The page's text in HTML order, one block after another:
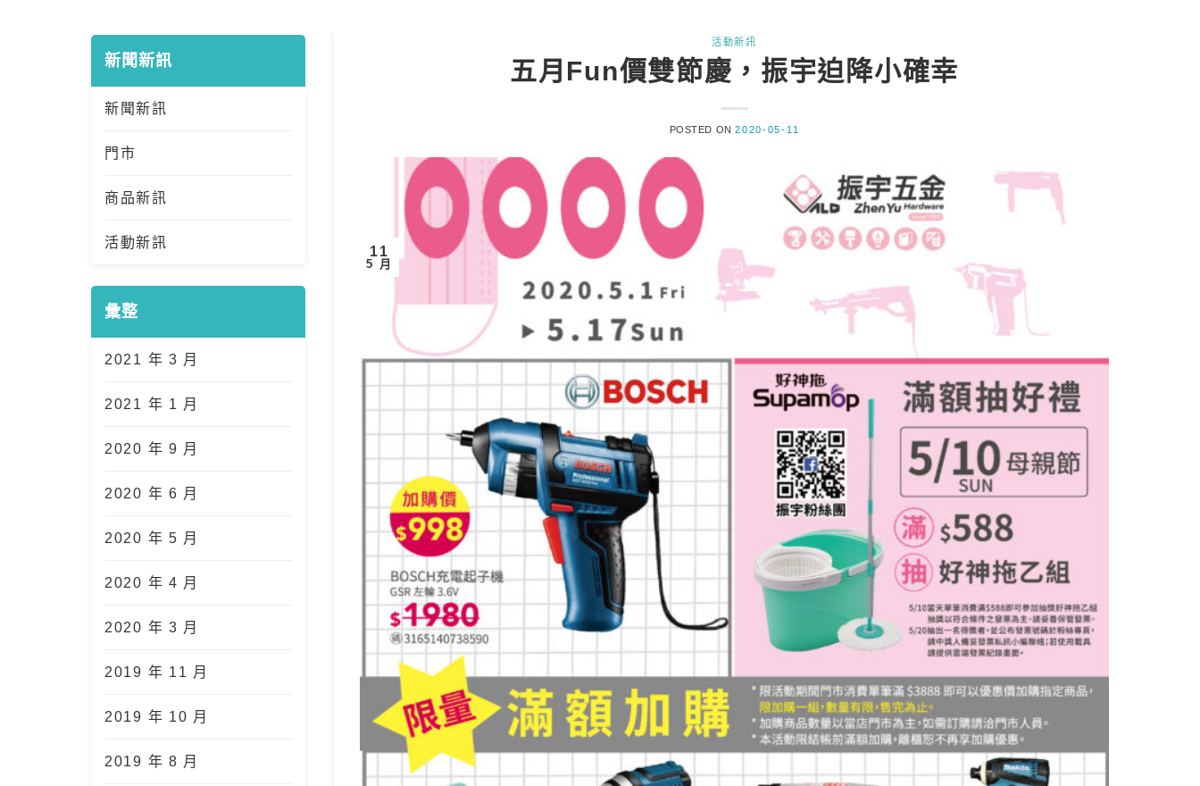
新聞新訊
新聞新訊
門市
商品新訊
活動新訊
彙整
2021 年 3 月
2021 年 1 月
2020 年 9 月
2020 年 6 月
2020 年 5 月
2020 年 4 月
2020 年 3 月
2019 年 11 月
2019 年 10 月
2019 年 8 月
活動新訊
五月Fun價雙節慶，振宇迫降小確幸
POSTED ON2020-05-11
11
5 月